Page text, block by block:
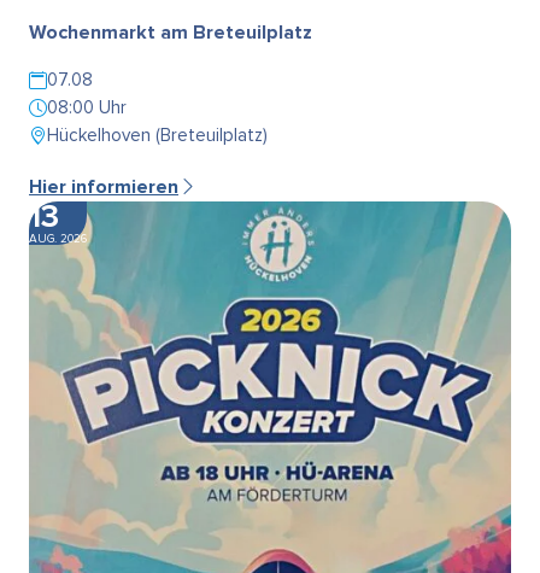
Wochenmarkt am Breteuilplatz
07.08
08:00 Uhr
Hückelhoven (Breteuilplatz)
Hier informieren
13
AUG. 2026